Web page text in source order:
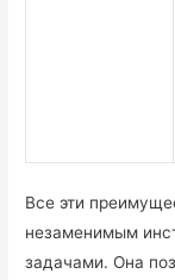
Все эти
незаменимым
задачами. Она